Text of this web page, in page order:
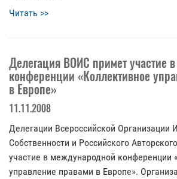
Читать >>
Делегация ВОИС примет участие
конференции «Коллективное
в Европе»
11.11.2008
Делегации Всероссийской Организации
Собственности и Российского
участие в международной конференции
управление правами в Европе».